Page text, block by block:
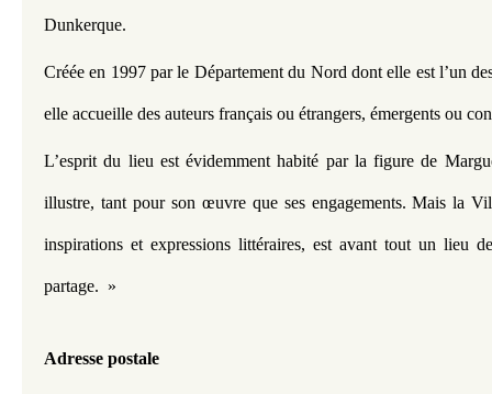
Dunkerque.
Créée en 1997 par le Département du Nord dont elle est l’un
elle accueille des auteurs français ou étrangers, émergents ou
L’esprit du lieu est évidemment habité par la figure de
illustre, tant pour son œuvre que ses engagements. Mais la
inspirations et expressions littéraires, est avant tout un lieu
partage.  »
Adresse postale